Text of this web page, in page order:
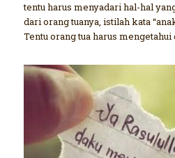
tentu harus menyadari hal-hal
dari orang tuanya, istilah kata
Tentu orang tua harus